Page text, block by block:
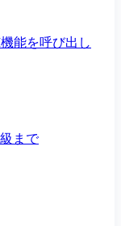
能を呼び出し
まで